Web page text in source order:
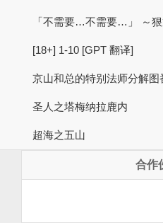
「不需要…不需要…」 ～
[18+] 1-10 [GPT 翻译]
京山和总的特别法师分解图
圣人之塔梅纳拉鹿内
超海之五山
合作